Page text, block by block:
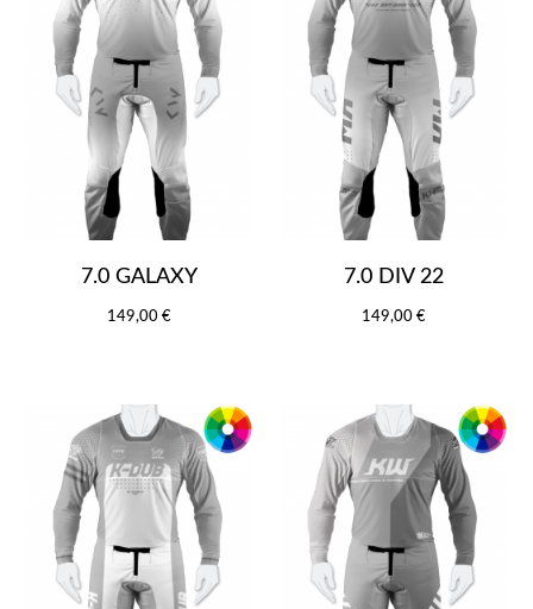
7.0 GALAXY
149,00 €
7.0 DIV 22
149,00 €